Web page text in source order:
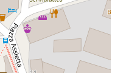
elección con la ayuda